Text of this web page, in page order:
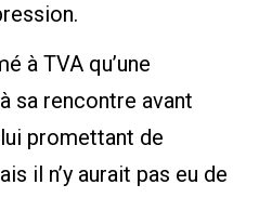
à TVA qu’une
sa rencontre avant
promettant de
il n’y aurait pas eu de